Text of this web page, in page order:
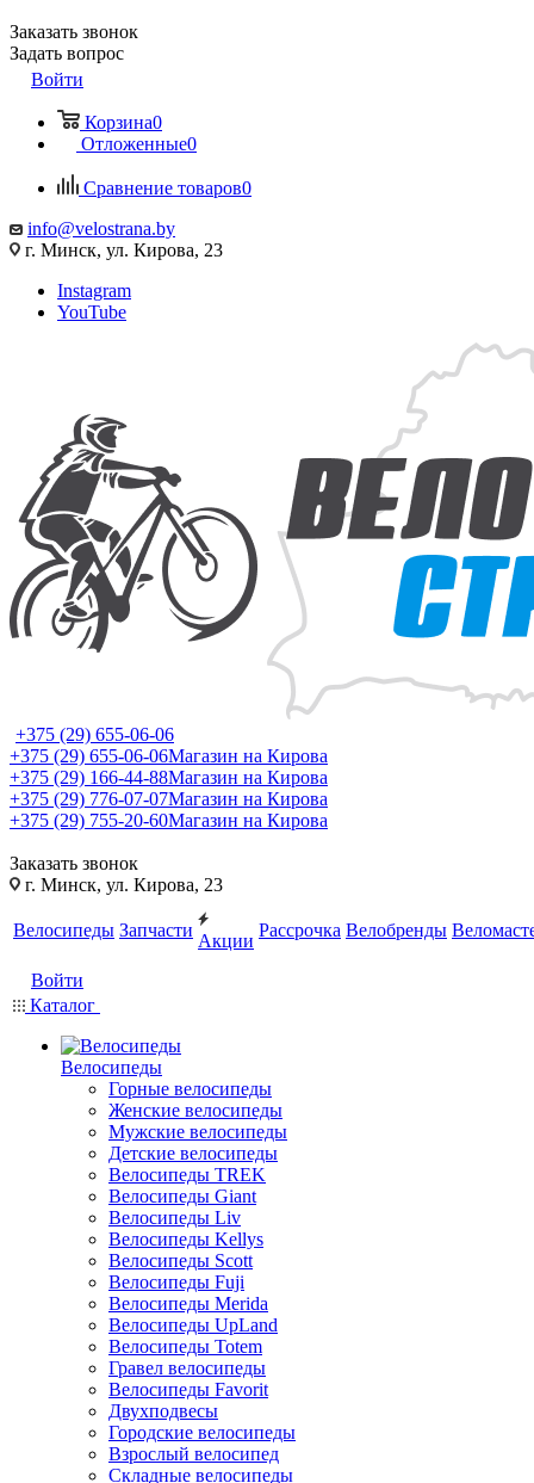
Заказать звонок
Задать вопрос
Войти
Корзина0
Отложенные0
Сравнение товаров0
info@velostrana.by
г. Минск, ул. Кирова, 23
Instagram
YouTube
+375 (29) 655-06-06
+375 (29) 655-06-06Магазин на Кирова
+375 (29) 166-44-88Магазин на Кирова
+375 (29) 776-07-07Магазин на Кирова
+375 (29) 755-20-60Магазин на Кирова
Заказать звонок
г. Минск, ул. Кирова, 23
Велосипеды Запчасти
Акции
Рассрочка Велобренды
Войти
Каталог
Велосипеды
Горные велосипеды
Женские велосипеды
Мужские велосипеды
Детские велосипеды
Велосипеды TREK
Велосипеды Giant
Велосипеды Liv
Велосипеды Kellys
Велосипеды Scott
Велосипеды Fuji
Велосипеды Merida
Велосипеды UpLand
Велосипеды Totem
Гравел велосипеды
Велосипеды Favorit
Двухподвесы
Городские велосипеды
Взрослый велосипед
Складные велосипеды